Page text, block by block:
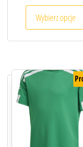
Wybierz opcje